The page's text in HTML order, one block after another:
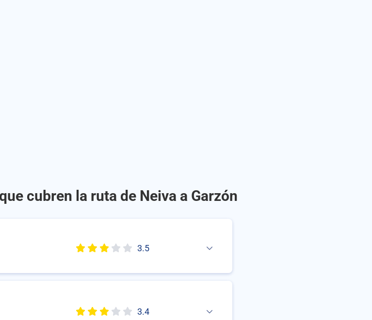
cubren la ruta de Neiva a Garzón
3.5
3.4